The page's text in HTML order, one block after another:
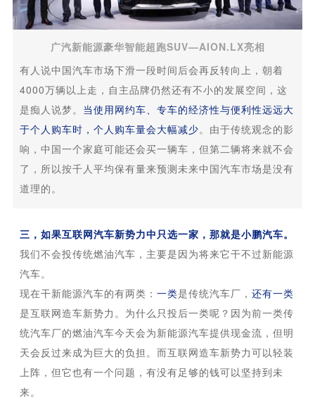
广汽新能源豪华智能超跑SUV—AION.LX亮相
有人说中国汽车市场下滑一段时间后会再反转向上，朝着
4000万辆以上走，自主品牌仍然还有不小的发展空间，这
是痴人说梦。 当使用网约车、专车的经济性与便利性远远大
于个人购车时，个人购车量会大幅减少。由于传统观念的影
响，中国一个家庭可能还会买一辆车，但第二辆将来就不会
了，所以按千人平均保有量来预测未来中国汽车市场是没有
道理的。
三，如果互联网汽车新势力中只选一家，那就是小鹏汽车。
我们不会投传统燃油汽车，主要是因为将来它干不过新能源
汽车。
现在干新能源汽车的有两类： 一类是传统汽车厂， 还有一类
是互联网造车新势力。为什么只投后一类呢？因为前一类传
统汽车厂的燃油汽车今天会为新能源汽车提供现金流，但明
天会反过来成为巨大的负担。而互联网造车新势力可以轻装
上阵，但它也有一个问题，有没有足够的钱可以坚持到未
来。